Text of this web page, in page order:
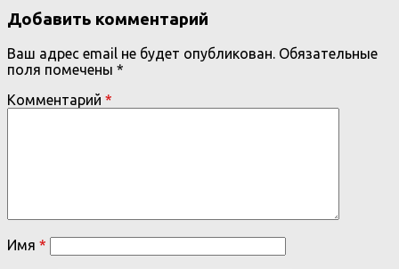
Добавить комментарий
Ваш адрес email не будет опубликован. Обязательные
поля помечены *
Комментарий *
Имя *